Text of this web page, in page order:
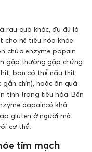
rau quả khác, đu đủ là
cho hệ tiêu hóa khỏe
chứa enzyme papain
gặp thường gặp chứng
bạn có thể nấu thịt
chín), hoặc ăn quả
tình trạng tiêu hóa. Bên
papaincó khả
gluten ở người mà
cơ thể.
tim mạch